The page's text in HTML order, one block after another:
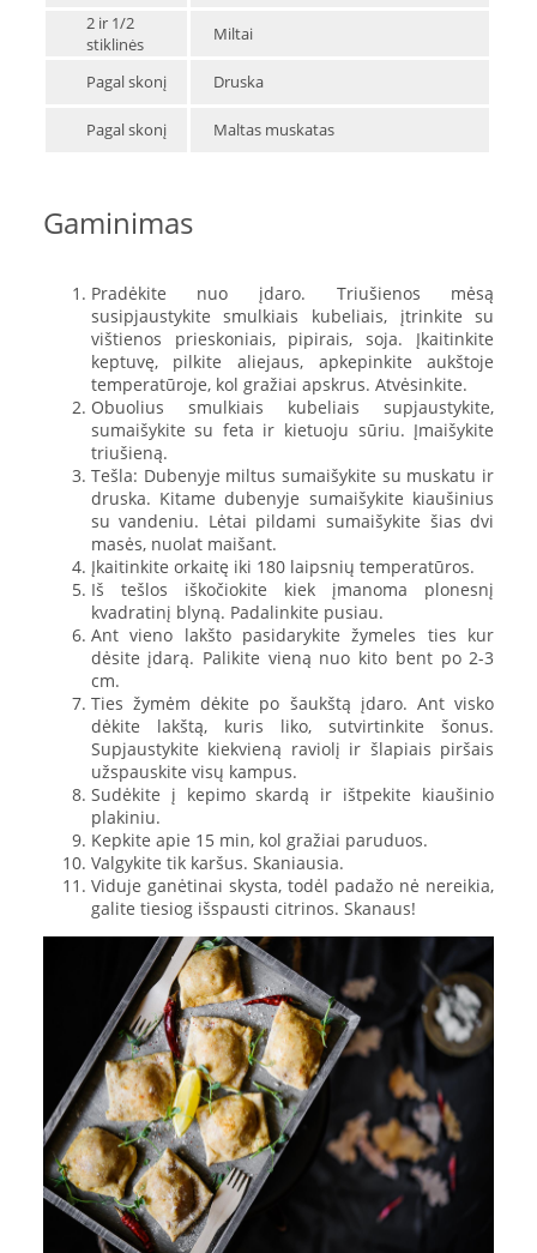
2 ir 1/2
stiklinės
Miltai
Pagal skonį Druska
Pagal skonį Maltas muskatas
Gaminimas
Pradėkite nuo įdaro. Triušienos mėsą
susipjaustykite smulkiais kubeliais, įtrinkite su
vištienos prieskoniais, pipirais, soja. Įkaitinkite
keptuvę, pilkite aliejaus, apkepinkite aukštoje
temperatūroje, kol gražiai apskrus. Atvėsinkite.
Obuolius smulkiais kubeliais supjaustykite,
sumaišykite su feta ir kietuoju sūriu. Įmaišykite
triušieną.
Tešla: Dubenyje miltus sumaišykite su muskatu ir
druska. Kitame dubenyje sumaišykite kiaušinius
su vandeniu. Lėtai pildami sumaišykite šias dvi
masės, nuolat maišant.
Įkaitinkite orkaitę iki 180 laipsnių temperatūros.
Iš tešlos iškočiokite kiek įmanoma plonesnį
kvadratinį blyną. Padalinkite pusiau.
Ant vieno lakšto pasidarykite žymeles ties kur
dėsite įdarą. Palikite vieną nuo kito bent po 2-3
cm.
Ties žymėm dėkite po šaukštą įdaro. Ant visko
dėkite lakštą, kuris liko, sutvirtinkite šonus.
Supjaustykite kiekvieną raviolį ir šlapiais piršais
užspauskite visų kampus.
Sudėkite į kepimo skardą ir ištpekite kiaušinio
plakiniu.
Kepkite apie 15 min, kol gražiai paruduos.
Valgykite tik karšus. Skaniausia.
Viduje ganėtinai skysta, todėl padažo nė nereikia,
galite tiesiog išspausti citrinos. Skanaus!